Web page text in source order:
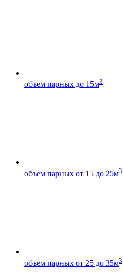
объем парных до 15м3
объем парных от 15 до 25м3
объем парных от 25 до 35м3